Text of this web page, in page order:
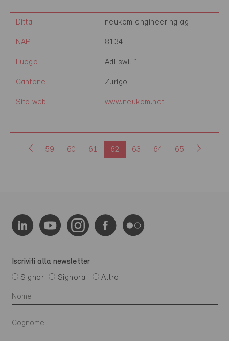
Ditta neukom engineering ag
NAP 8134
Luogo Adliswil 1
Cantone Zurigo
Sito web www.neukom.net
59 60 61 62 63 64 65
Iscriviti alla newsletter
Signor
Signora Altro